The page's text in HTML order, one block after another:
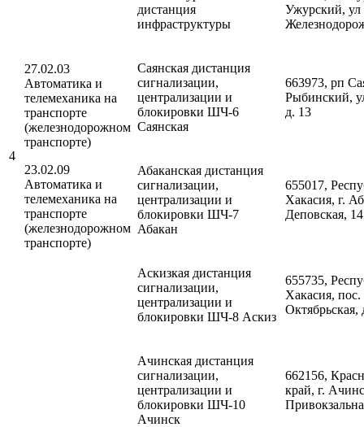
4
27.02.03
Автоматика и
телемеханика на
транспорте
(железнодорожном
транспорте)
23.02.09
Автоматика и
телемеханика на
транспорте
(железнодорожном
транспорте)
дистанция
инфраструктуры
Ужурский, ул
Саянская дистанция
сигнализации,
централизации и
блокировки ШЧ-6
Саянская
663973, рп
Рыбинский,
д. 13
Абаканская дистанция
сигнализации,
централизации и
блокировки ШЧ-7
Абакан
655017,
Хакасия, г.
Деповская,
Аскизкая дистанция
сигнализации,
централизации и
блокировки ШЧ-8 Аскиз
655735,
Хакасия,
Октябрьская,
Ачинская дистанция
сигнализации,
централизации и
блокировки ШЧ-10
Ачинск
662156,
край, г.